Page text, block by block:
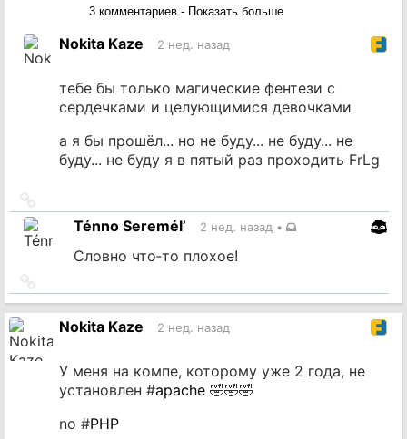
3 комментариев - Показать больше
Nokita Kaze 2 нед. назад
тебе бы только магические фентези с
сердечками и целующимися девочками
а я бы прошёл... но не буду... не буду... не
буду... не буду я в пятый раз проходить FrLg
на
источникTénno Seremél’ 2 нед. назад •
Словно что‐то плохое!
на
источник
Nokita Kaze 2 нед. назад
У меня на компе, которому уже 2 года, не
установлен #apache 🤣🤣🤣
no #PHP